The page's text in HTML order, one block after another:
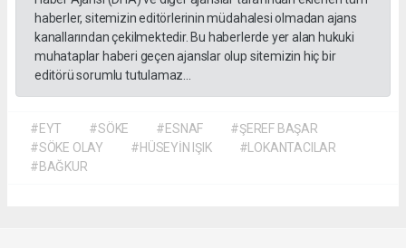
haberler, sitemizin editörlerinin müdahalesi olmadan ajans
kanallarından çekilmektedir. Bu haberlerde yer alan hukuki
muhataplar haberi geçen ajanslar olup sitemizin hiç bir
editörü sorumlu tutulamaz...
#EYT #SÖKE #ESNAF
#ŞEREF BAŞAR
#SÖKE OLAY
#HÜSEYİN IŞIK
#LOKANTACILAR
#BAĞKUR